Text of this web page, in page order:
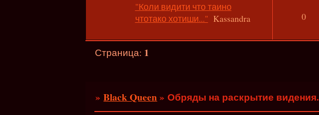
"Коли видити что таино
чтотако хотиши..." Kassandra 0
Страница: 1
»Black Queen»Обряды на раскрытие видения.